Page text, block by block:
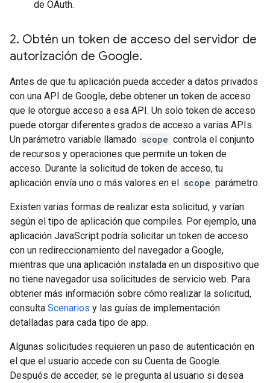
de OAuth.
2. Obtén un token de acceso del servidor de
autorización de Google.
Antes de que tu aplicación pueda acceder a datos privados
con una API de Google, debe obtener un token de acceso
que le otorgue acceso a esa API. Un solo token de acceso
puede otorgar diferentes grados de acceso a varias APIs.
Un parámetro variable llamado scope controla el conjunto
de recursos y operaciones que permite un token de
acceso. Durante la solicitud de token de acceso, tu
aplicación envía uno o más valores en el scope parámetro.
Existen varias formas de realizar esta solicitud, y varían
según el tipo de aplicación que compiles. Por ejemplo, una
aplicación JavaScript podría solicitar un token de acceso
con un redireccionamiento del navegador a Google,
mientras que una aplicación instalada en un dispositivo que
no tiene navegador usa solicitudes de servicio web. Para
obtener más información sobre cómo realizar la solicitud,
consulta Scenarios y las guías de implementación
detalladas para cada tipo de app.
Algunas solicitudes requieren un paso de autenticación en
el que el usuario accede con su Cuenta de Google.
Después de acceder, se le pregunta al usuario si desea